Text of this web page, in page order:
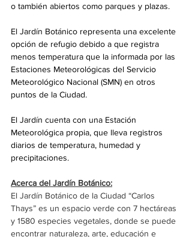
o también abiertos como parques y plazas.
El Jardín Botánico representa una excelente
opción de refugio debido a que registra
menos temperatura que la informada por las
Estaciones Meteorológicas del Servicio
Meteorológico Nacional (SMN) en otros
puntos de la Ciudad.
El Jardín cuenta con una Estación
Meteorológica propia, que lleva registros
diarios de temperatura, humedad y
precipitaciones.
Acerca del Jardín Botánico:
El Jardín Botánico de la Ciudad “Carlos
Thays” es un espacio verde con 7 hectáreas
y 1580 especies vegetales, donde se puede
encontrar naturaleza, arte, educación e